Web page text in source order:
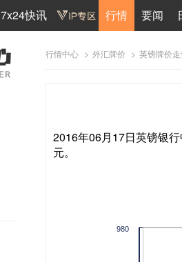
7x24快讯 行情 要闻
行情中心 > 外汇牌价 > 英镑牌价
2016年06月17日英镑银
元。
980